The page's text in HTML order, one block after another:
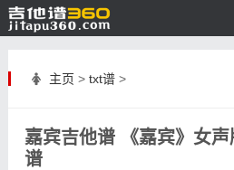
主页 > txt谱>
嘉宾吉他谱 《嘉宾》女
谱